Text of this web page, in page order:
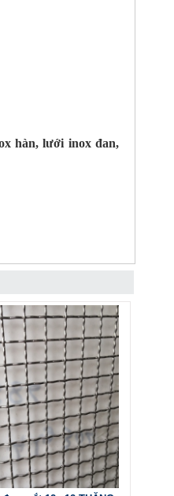
hàn, lưới inox đan,